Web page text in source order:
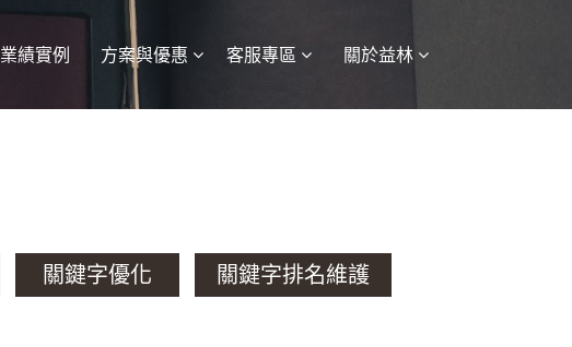
業績實例 方案與優惠 客服專區 關於益林
關鍵字優化 關鍵字排名維護